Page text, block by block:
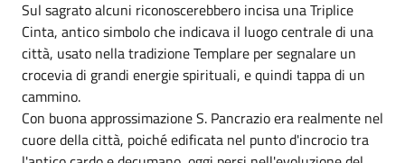
Sul sagrato alcuni riconoscerebbero incisa una Triplice
Cinta, antico simbolo che indicava il luogo centrale di una
città, usato nella tradizione Templare per segnalare un
crocevia di grandi energie spirituali, e quindi tappa di un
cammino.
Con buona approssimazione S. Pancrazio era realmente nel
cuore della città, poiché edificata nel punto d'incrocio tra